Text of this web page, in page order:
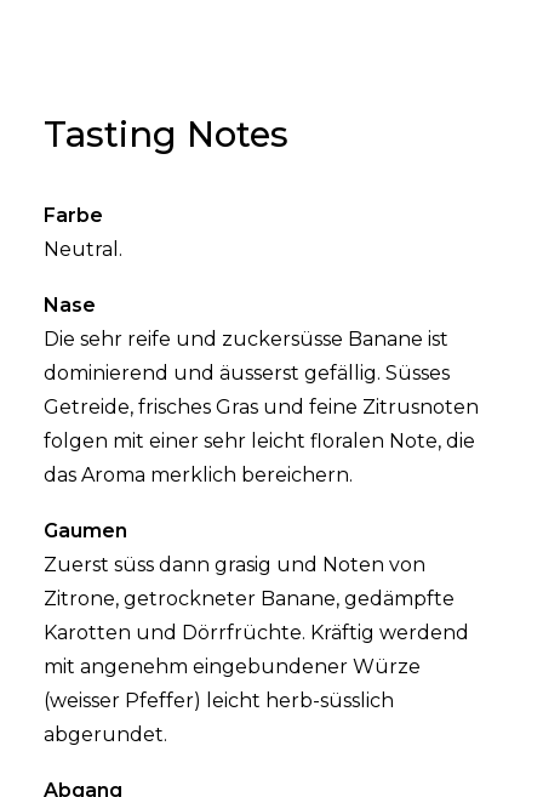
Tasting Notes
Farbe
Neutral.
Nase
Die sehr reife und zuckersüsse Banane ist
dominierend und äusserst gefällig. Süsses
Getreide, frisches Gras und feine Zitrusnoten
folgen mit einer sehr leicht floralen Note, die
das Aroma merklich bereichern.
Gaumen
Zuerst süss dann grasig und Noten von
Zitrone, getrockneter Banane, gedämpfte
Karotten und Dörrfrüchte. Kräftig werdend
mit angenehm eingebundener Würze
(weisser Pfeffer) leicht herb-süsslich
abgerundet.
Abgang